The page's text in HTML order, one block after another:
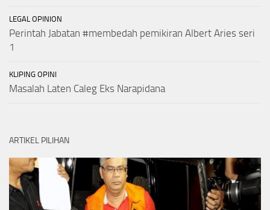
LEGAL OPINION
Perintah Jabatan #membedah pemikiran Albert Aries seri
1
KLIPING OPINI
Masalah Laten Caleg Eks Narapidana
ARTIKEL PILIHAN